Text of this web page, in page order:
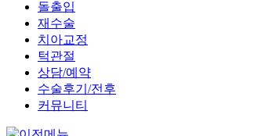
돌출입
재수술
치아교정
턱관절
상담/예약
수술후기/전후
커뮤니티